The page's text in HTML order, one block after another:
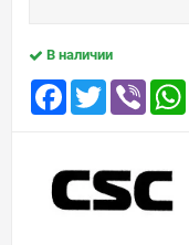
В наличии
Facebook
TwitterViber